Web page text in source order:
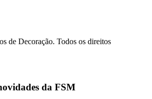
de Decoração. Todos os direitos
da FSM